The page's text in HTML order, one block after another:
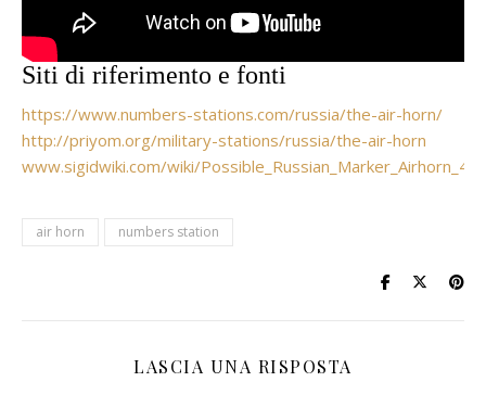
Siti di riferimento e fonti
https://www.numbers-stations.com/russia/the-air-horn/
http://priyom.org/military-stations/russia/the-air-horn
www.sigidwiki.com/wiki/
air horn numbers station
LASCIA UNA RISPOSTA